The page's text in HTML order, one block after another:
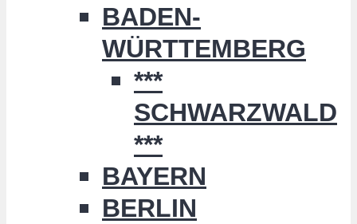
BADEN-
WÜRTTEMBERG
***
SCHWARZWALD
***
BAYERN
BERLIN